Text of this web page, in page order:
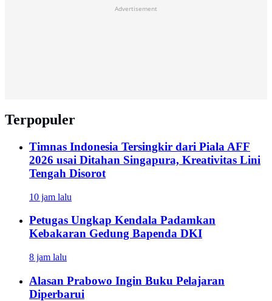
Advertisement
Terpopuler
Timnas Indonesia Tersingkir dari Piala AFF
2026 usai Ditahan Singapura, Kreativitas Lini
Tengah Disorot
10 jam lalu
Petugas Ungkap Kendala Padamkan
Kebakaran Gedung Bapenda DKI
8 jam lalu
Alasan Prabowo Ingin Buku Pelajaran
Diperbarui